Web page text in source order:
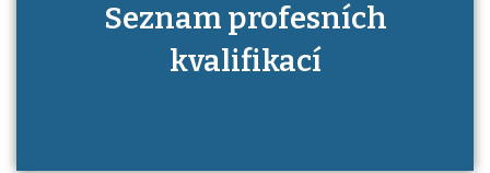
Seznam profesních
kvalifikací